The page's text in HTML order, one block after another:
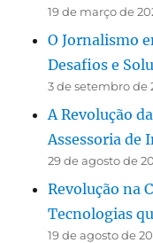
19 de março de
O Jornalismo
Desafios e
3 de setembro de
A Revolução
Assessoria de
29 de agosto de
Revolução na
Tecnologias
19 de agosto de